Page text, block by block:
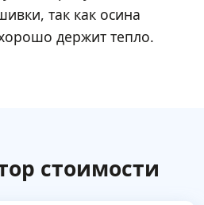
так как осина
держит тепло.
стоимости